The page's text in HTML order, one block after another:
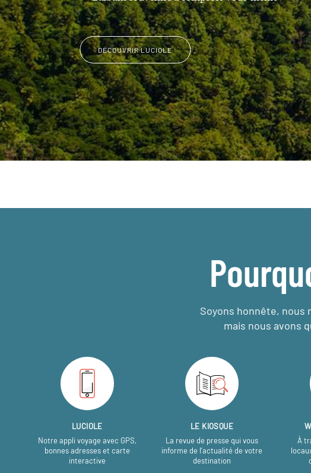
DÉCOUVRIR LUCIOLE
Soyons honnête, nous
mais nous avons
LUCIOLE
Notre appli voyage avec GPS,
bonnes adresses et carte
interactive
LE KIOSQUE
La revue de presse qui vous
informe de l’actualité de votre
destination
À